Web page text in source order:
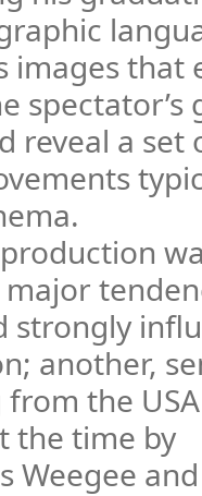
images that
spectator’s
reveal a set
strongly
another,
the
the time by
Weegee